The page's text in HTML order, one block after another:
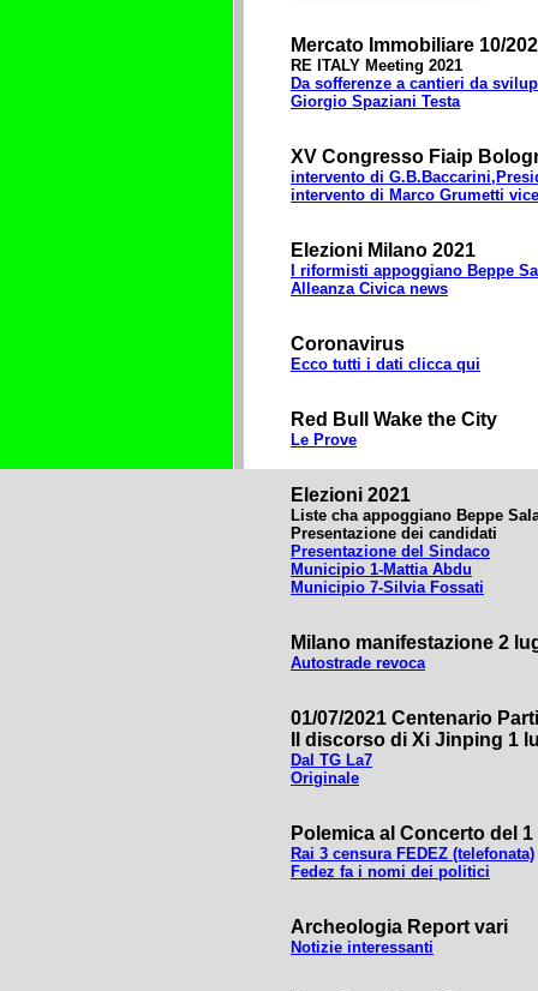
Mercato Immobiliare 10/
RE ITALY Meeting 2021
Da sofferenze a cantieri da
Giorgio Spaziani Testa
XV Congresso Fiaip
intervento di
intervento di Marco Grumetti
Elezioni Milano 2021
I riformisti appoggiano Beppe
Alleanza Civica news
Coronavirus
Ecco tutti i dati clicca qui
Red Bull Wake the City
Le Prove
Elezioni 2021
Liste cha appoggiano Beppe
Presentazione dei candidati
Presentazione del Sindaco
Municipio 1-Mattia Abdu
Municipio 7-Silvia Fossati
Milano manifestazione 2
Autostrade revoca
01/07/2021 Centenario
Il discorso di Xi Jinping 1
Dal TG La7
Originale
Polemica al Concerto del
Rai 3 censura FEDEZ (telefonata)
Fedez fa i nomi dei politici
Archeologia Report vari
Notizie interessanti